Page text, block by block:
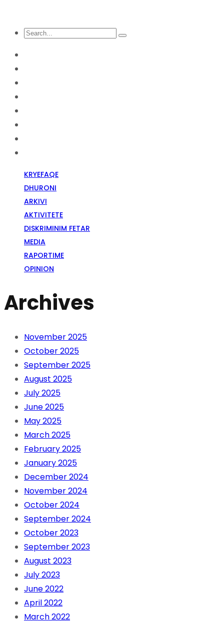
KRYEFAQE
DHURONI
ARKIVI
AKTIVITETE
DISKRIMINIM FETAR
MEDIA
RAPORTIME
OPINION
Archives
November 2025
October 2025
September 2025
August 2025
July 2025
June 2025
May 2025
March 2025
February 2025
January 2025
December 2024
November 2024
October 2024
September 2024
October 2023
September 2023
August 2023
July 2023
June 2022
April 2022
March 2022